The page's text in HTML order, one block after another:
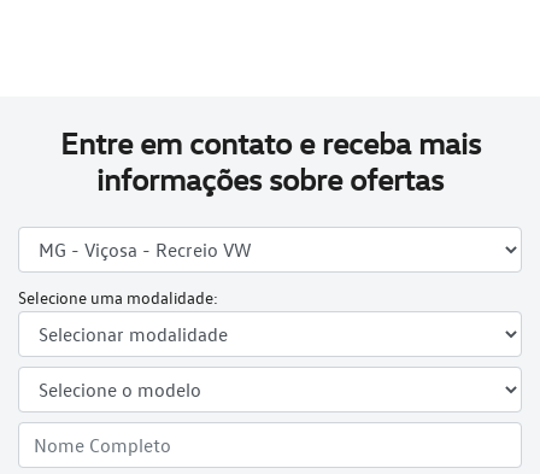
Entre em contato e receba mais
informações sobre ofertas
Selecione uma modalidade: